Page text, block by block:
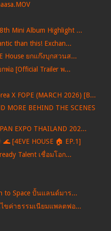
Mini Album Highlight ...
than this! Exchan...
House ยกแก๊งบุกสวนส...
พ่อ [Official Trailer พ...
X FOPE (MARCH 2026) [B...
MORE BEHIND THE SCENES
EXPO THAILAND 202...
[4EVE HOUSE 🏠 EP.1]
Talent เชื่อมโอก...
to Space ปั้นแลนด์มาร...
ไขค่าธรรมเนียมแพลตฟอ...